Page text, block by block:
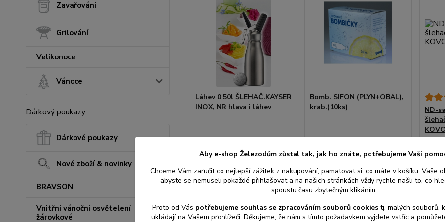
Zavařování
Grilování
Velikonoce
Vánoce
Dárkový poukazy
Dárkové poukazy
Nové zboží & novinky
BRAVSON
Vnitřní vánoční osvětelení
žárovkové
Láhev 0,50l ŠLEHAČ.KAYSER
INOX, NR hlava i láhev
2 302 Kč/ks
centrální
odešleme
do 2-3
prac. dnů
Bomb. SIFON (PLYN+OBAL),
krab.(10ks)
119 Kč/bal
98 Kčbez DPH
centrální
odešleme
do 2-3
prac. dnů
ND-
98
Aby e-shop Železodům zůstal tak, jak ho znáte, potřebujeme Vaši
Chceme Vám zaručit co nejlepší zážitek z nakupování, pamatovat si, co máte v košíku, Vaše
abyste se nemuseli pokaždé přihlašovat a na našich stránkách vždy rychle našli to, co
spoustu času zbytečným klikáním.
Proto od Vás potřebujeme souhlas se zpracováním souborů cookies tj. malých souborů,
ukládají na Vašem prohlížeči. Děkujeme, že nám s tímto požadavkem vyjdete vstříc a